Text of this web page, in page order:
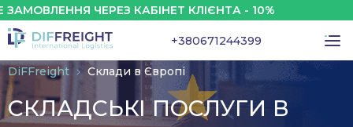
ЧЕРЕЗ КАБІНЕТ КЛІЄНТА - 10%
+380671244399
DiFFreight Склади в Європі
СКЛАДСЬКІ ПОСЛУГИ В